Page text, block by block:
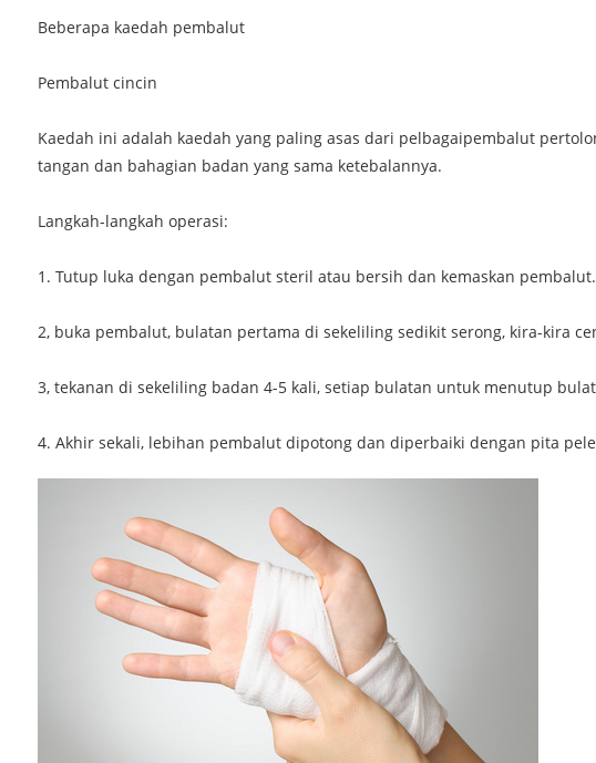
Beberapa kaedah pembalut
Pembalut cincin
Kaedah ini adalah kaedah yang paling asas dari pelbagaipembalut
tangan dan bahagian badan yang sama ketebalannya.
Langkah-langkah operasi:
1. Tutup luka dengan pembalut steril atau bersih dan kemaskan pembalut.
2, buka pembalut, bulatan pertama di sekeliling sedikit serong, kira-kira
3, tekanan di sekeliling badan 4-5 kali, setiap bulatan untuk menutup
4. Akhir sekali, lebihan pembalut dipotong dan diperbaiki dengan pita